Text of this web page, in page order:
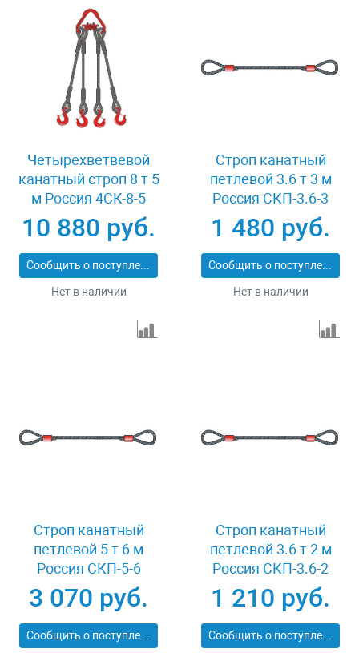
Четырехветвевой
канатный строп 8 т 5
м Россия 4СК-8-5
10 880 руб.
Сообщить о поступлении
Нет в наличии
Строп канатный
петлевой 3.6 т 3 м
Россия СКП-3.6-3
1 480 руб.
Сообщить о поступлении
Нет в наличии
Строп канатный
петлевой 5 т 6 м
Россия СКП-5-6
3 070 руб.
Сообщить о поступлении
Строп канатный
петлевой 3.6 т 2 м
Россия СКП-3.6-2
1 210 руб.
Сообщить о поступлении